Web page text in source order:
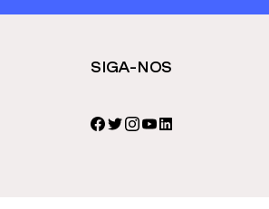
SIGA-NOS